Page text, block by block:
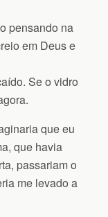
pensando na
em Deus e
Se o vidro
que eu
que havia
passariam o
me levado a